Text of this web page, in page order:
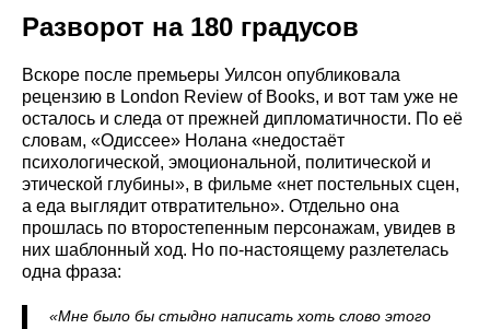
Разворот на 180 градусов
Вскоре после премьеры Уилсон опубликовала
рецензию в London Review of Books, и вот там уже не
осталось и следа от прежней дипломатичности. По её
словам, «Одиссее» Нолана «недостаёт
психологической, эмоциональной, политической и
этической глубины», в фильме «нет постельных сцен,
а еда выглядит отвратительно». Отдельно она
прошлась по второстепенным персонажам, увидев в
них шаблонный ход. Но по-настоящему разлетелась
одна фраза:
«Мне было бы стыдно написать хоть слово этого